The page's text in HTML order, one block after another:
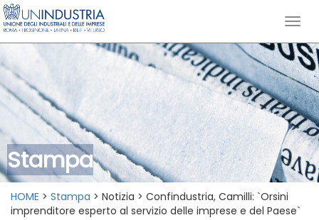
Stampa
HOME > Stampa > Notizia > Confindustria, Camilli: `Orsini
imprenditore esperto al servizio delle imprese e del Paese`